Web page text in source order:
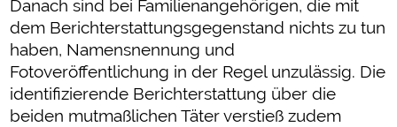
Danach sind bei Familienangehörigen, die mit
dem Berichterstattungsgegenstand nichts zu tun
haben, Namensnennung und
Fotoveröffentlichung in der Regel unzulässig. Die
identifizierende Berichterstattung über die
beiden mutmaßlichen Täter verstieß zudem